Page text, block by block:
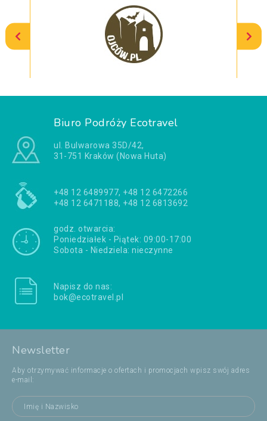
Biuro Podróży Ecotravel
ul. Bulwarowa 35D/42,
31-751 Kraków (Nowa Huta)
+48 12 6489977, +48 12 6472266
+48 12 6471188, +48 12 6813692
godz. otwarcia:
Poniedziałek - Piątek: 09:00-17:00
Sobota - Niedziela: nieczynne
Napisz do nas:
bok@ecotravel.pl
Newsletter
Aby otrzymywać informacje o ofertach i promocjach wpisz swój adres
e-mail: